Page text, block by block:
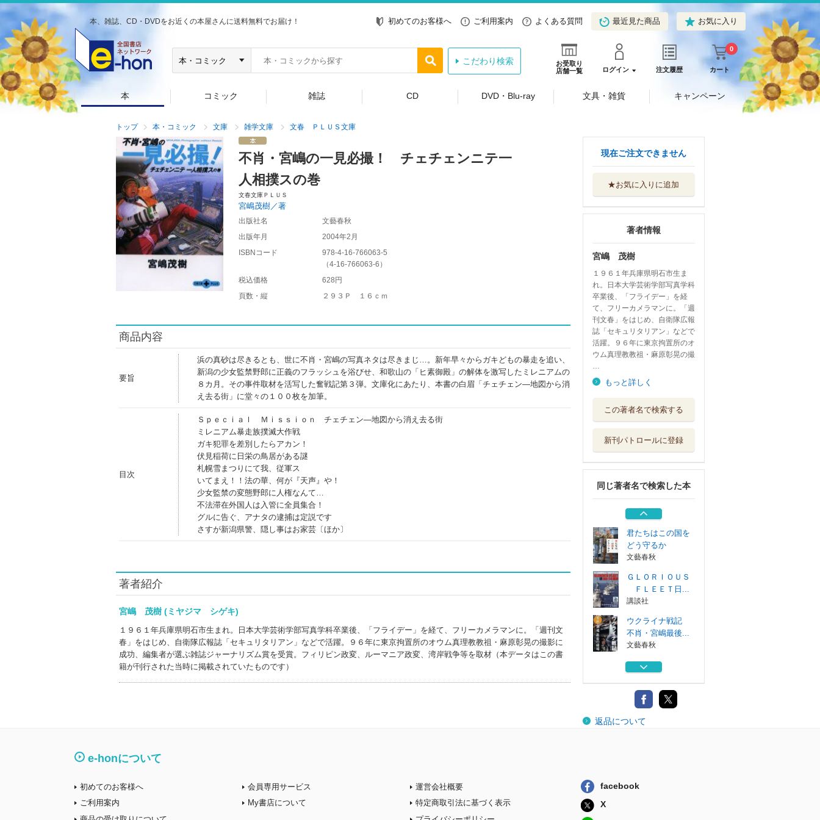
本、雑誌、CD・DVDをお近くの本屋さんに送料無料でお届け！ 初めてのお客様へ ご利用案内 よくある質問 最近見た商品 お気に入り
お受取り
店舗一覧
ログイン 注文履歴 カート
0
こだわり検索
本 コミック 雑誌 CD DVD・Blu-ray 文具・雑貨 キャンペーン
トップ 本・コミック 文庫 雑学文庫 文春 ＰＬＵＳ文庫
不肖・宮嶋の一見必撮！ チェチェンニテ一
人相撲スの巻
文春文庫ＰＬＵＳ
宮嶋茂樹／著
出版社名
文藝春秋
出版年月
2004年2月
ISBNコード
978-4-16-766063-5
（4-16-766063-6 ）
税込価格
628円
頁数・縦
２９３Ｐ １６ｃｍ
商品内容
要旨
浜の真砂は尽きるとも、世に不肖・宮嶋の写真ネタは尽きまじ…。新年早々からガキどもの暴走を追い、
新潟の少女監禁野郎に正義のフラッシュを浴びせ、和歌山の「ヒ素御殿」の解体を激写したミレニアムの
８カ月。その事件取材を活写した奮戦記第３弾。文庫化にあたり、本書の白眉「チェチェン―地図から消
え去る街」に堂々の１００枚を加筆。
目次
Ｓｐｅｃｉａｌ Ｍｉｓｓｉｏｎ チェチェン―地図から消え去る街
ミレニアム暴走族撲滅大作戦
ガキ犯罪を差別したらアカン！
伏見稲荷に日栄の鳥居がある謎
札幌雪まつりにて我、従軍ス
いてまえ！！法の華、何が『天声』や！
少女監禁の変態野郎に人権なんて…
不法滞在外国人は入管に全員集合！
グルに告ぐ、アナタの逮捕は定説です
さすが新潟県警、隠し事はお家芸〔ほか〕
著者紹介
宮嶋 茂樹 (ミヤジマ シゲキ)
１９６１年兵庫県明石市生まれ。日本大学芸術学部写真学科卒業後、「フライデー」を経て、フリーカメラマンに。「週刊文
春」をはじめ、自衛隊広報誌「セキュリタリアン」などで活躍。９６年に東京拘置所のオウム真理教教祖・麻原彰晃の撮影に
成功、編集者が選ぶ雑誌ジャーナリズム賞を受賞。フィリピン政変、ルーマニア政変、湾岸戦争等を取材（本データはこの書
籍が刊行された当時に掲載されていたものです）
現在ご注文できません
★お気に入りに追加
著者情報
宮嶋 茂樹
１９６１年兵庫県明石市生ま
れ。日本大学芸術学部写真学科
卒業後、「フライデー」を経
て、フリーカメラマンに。「週
刊文春」をはじめ、自衛隊広報
誌「セキュリタリアン」などで
活躍。９６年に東京拘置所のオ
ウム真理教教祖・麻原彰晃の撮
…
もっと詳しく
この著者名で検索する
新刊パトロールに登録
同じ著者名で検索した本
不肖・宮嶋最後...
精強なる日本艦隊
不肖・宮嶋のビビ
リアン・ナイト...
祥伝社
君たちはこの国を
どう守るか
文藝春秋
ＧＬＯＲＩＯＵＳ
ＦＬＥＥＴ日...
講談社
ウクライナ戦記
不肖・宮嶋最後...
文藝春秋
精強なる日本艦隊
不肖・宮嶋のビビ
リアン・ナイト...
返品について
e-honについて
初めてのお客様へ
ご利用案内
会員専用サービス
My書店について
運営会社概要
特定商取引法に基づく表示
facebook
X